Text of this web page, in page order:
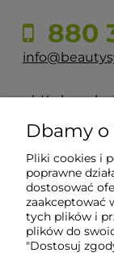
880
ul. Krakowska
POMOC
Dbamy
Pliki cookies i
poprawne
dostosować
zaakceptować
tych plików i
plików do
"Dostosuj